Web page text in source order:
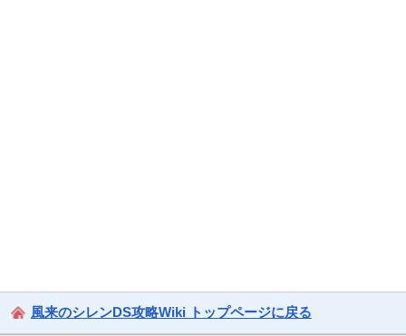
風来のシレンDS攻略Wiki トップページに戻る